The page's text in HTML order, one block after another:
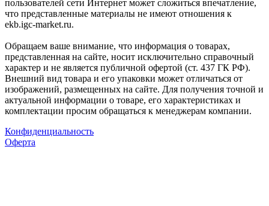
пользователей сети Интернет может сложиться впечатление,
что представленные материалы не имеют отношения к
ekb.igc-market.ru.
Обращаем ваше внимание, что информация о товарах,
представленная на сайте, носит исключительно справочный
характер и не является публичной офертой (ст. 437 ГК РФ).
Внешний вид товара и его упаковки может отличаться от
изображений, размещенных на сайте. Для получения точной и
актуальной информации о товаре, его характеристиках и
комплектации просим обращаться к менеджерам компании.
Конфиденциальность
Оферта